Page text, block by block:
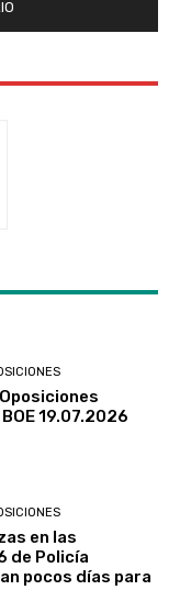
19.07.2026
en las
de Policía
pocos días para